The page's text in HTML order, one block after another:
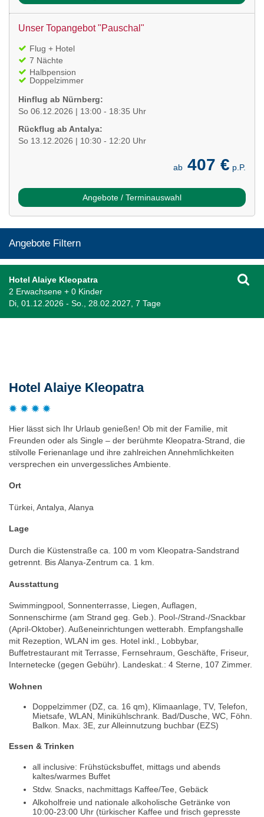
Unser Topangebot "Pauschal"
Flug + Hotel
7 Nächte
Halbpension
Doppelzimmer
Hinflug ab Nürnberg:
So 06.12.2026 | 13:00 - 18:35 Uhr
Rückflug ab Antalya:
So 13.12.2026 | 10:30 - 12:20 Uhr
ab 407 € p.P.
Angebote / Terminauswahl
Angebote Filtern
Hotel Alaiye Kleopatra
2 Erwachsene + 0 Kinder
Di, 01.12.2026 - So., 28.02.2027, 7 Tage
Hotel Alaiye Kleopatra
Hier lässt sich Ihr Urlaub genießen! Ob mit der Familie, mit
Freunden oder als Single – der berühmte Kleopatra-Strand, die
stilvolle Ferienanlage und ihre zahlreichen Annehmlichkeiten
versprechen ein unvergessliches Ambiente.
Ort
Türkei, Antalya, Alanya
Lage
Durch die Küstenstraße ca. 100 m vom Kleopatra-Sandstrand
getrennt. Bis Alanya-Zentrum ca. 1 km.
Ausstattung
Swimmingpool, Sonnenterrasse, Liegen, Auflagen,
Sonnenschirme (am Strand geg. Geb.). Pool-/Strand-/Snackbar
(April-Oktober). Außeneinrichtungen wetterabh. Empfangshalle
mit Rezeption, WLAN im ges. Hotel inkl., Lobbybar,
Buffetrestaurant mit Terrasse, Fernsehraum, Geschäfte, Friseur,
Internetecke (gegen Gebühr). Landeskat.: 4 Sterne, 107 Zimmer.
Wohnen
Doppelzimmer (DZ, ca. 16 qm), Klimaanlage, TV, Telefon,
Mietsafe, WLAN, Minikühlschrank. Bad/Dusche, WC, Föhn.
Balkon. Max. 3E, zur Alleinnutzung buchbar (EZS)
Essen & Trinken
all inclusive: Frühstücksbuffet, mittags und abends
kaltes/warmes Buffet
Stdw. Snacks, nachmittags Kaffee/Tee, Gebäck
Alkoholfreie und nationale alkoholische Getränke von
10:00-23:00 Uhr (türkischer Kaffee und frisch gepresste